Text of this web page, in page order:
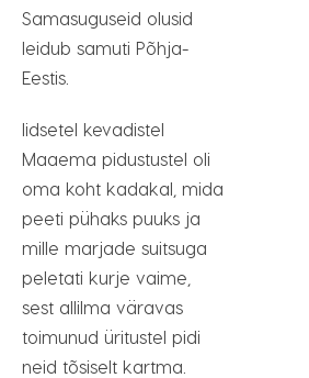
Samasuguseid olusid
leidub samuti Põhja-
Eestis.
Iidsetel kevadistel
Maaema pidustustel oli
oma koht kadakal, mida
peeti pühaks puuks ja
mille marjade suitsuga
peletati kurje vaime,
sest allilma väravas
toimunud üritustel pidi
neid tõsiselt kartma.